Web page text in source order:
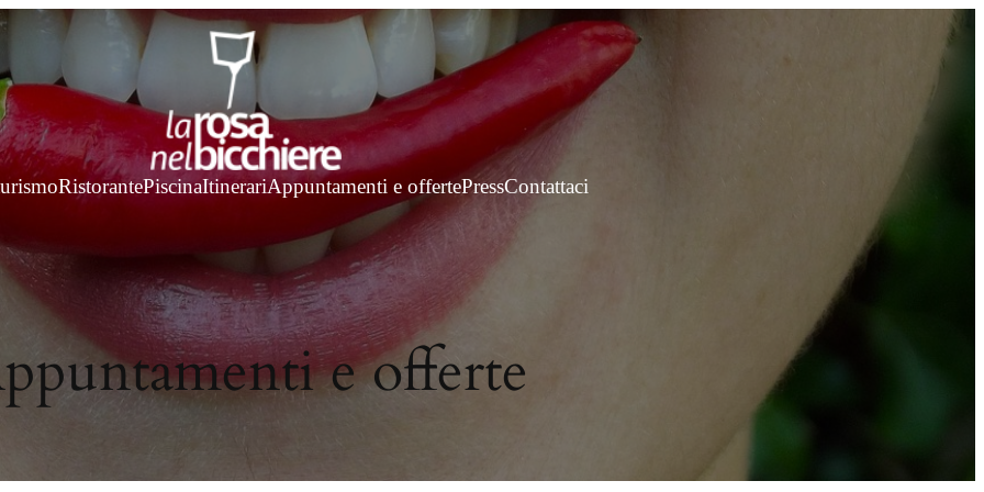
RistorantePiscinaItinerariAppuntamenti e offertePressContattaci
e offerte